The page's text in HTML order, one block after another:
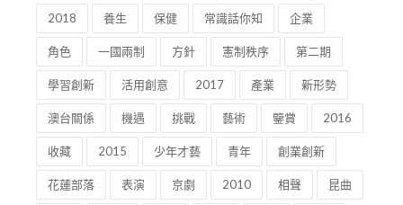
2018 養生 保健 常識話你知 企業
角色 一國兩制 方針 憲制秩序 第二期
學習創新 活用創意 2017 產業 新形勢
澳台關係 機遇 挑戰 藝術 鑒賞 2016
收藏 2015 少年才藝 青年 創業創新
花蓮部落 表演 京劇 2010 相聲 昆曲